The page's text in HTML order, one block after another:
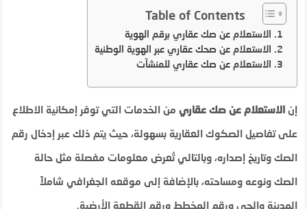
Table of Contents
الاستعلام عن صك عقاري برقم الهوية
الاستعلام عن صحك عقاري عبر الهوية الوطنية
الاستعلام عن صك عقاري للمنشآت
إن الاستعلام عن صك عقاري من الخدمات التي توفر إمكانية الاطلاع
على تفاصيل الصكوك العقارية بسهولة، حيث يتم ذلك عبر إدخال رقم
الصك وتاريخ إصداره، وبالتالي تُعرض معلومات مفصلة مثل حالة
الصك ونوعه ومساحته، بالإضافة إلى موقعه الجغرافي شاملاً
المدينة والحي ورقم المخطط ورقم القطعة الأرضية.